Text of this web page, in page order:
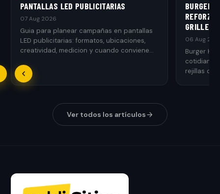
PANTALLAS LED PUBLICITARIAS
07 Aug 2026
Guia para planear campañas en pantallas
LED publicitarias: formatos, ubicaciones,
creatividad, medicion y cuando conviene
BURGER
GRILLED
06 Aug
Burger
rejillas de
Ver todos los artículos